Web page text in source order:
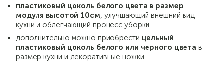
пластиковый цоколь белого цвета в размер
модуля высотой 10см, улучшающий внешний вид
кухни и облегчающий процесс уборки
дополнительно можно приобрести цельный
пластиковый цоколь белого или черного цвета в
размер кухни и декоративные ножки